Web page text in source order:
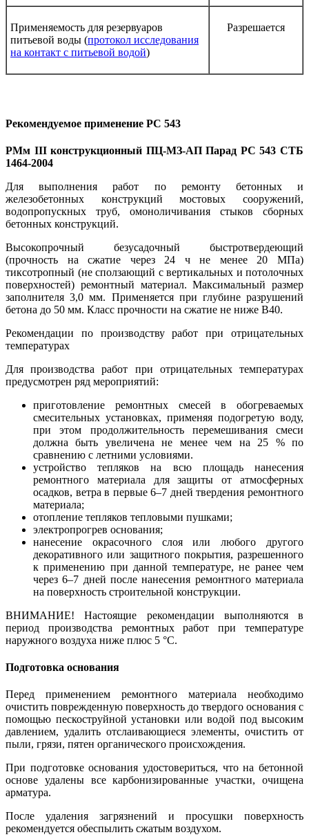
Применяемость для резервуаров
питьевой воды (протокол исследования
на контакт с питьевой водой)
Разрешается
Рекомендуемое применение РС 543
РМм III конструкционный ПЦ-МЗ-АП Парад РС 543 СТБ
1464-2004
Для выполнения работ по ремонту бетонных и
железобетонных конструкций мостовых сооружений,
водопропускных труб, омоноличивания стыков сборных
бетонных конструкций.
Высокопрочный безусадочный быстротвердеющий
(прочность на сжатие через 24 ч не менее 20 МПа)
тиксотропный (не сползающий с вертикальных и потолочных
поверхностей) ремонтный материал. Максимальный размер
заполнителя 3,0 мм. Применяется при глубине разрушений
бетона до 50 мм. Класс прочности на сжатие не ниже В40.
Рекомендации по производству работ при отрицательных
температурах
Для производства работ при отрицательных температурах
предусмотрен ряд мероприятий:
приготовление ремонтных смесей в обогреваемых
смесительных установках, применяя подогретую воду,
при этом продолжительность перемешивания смеси
должна быть увеличена не менее чем на 25 % по
сравнению с летними условиями.
устройство тепляков на всю площадь нанесения
ремонтного материала для защиты от атмосферных
осадков, ветра в первые 6–7 дней твердения ремонтного
материала;
отопление тепляков тепловыми пушками;
электропрогрев основания;
нанесение окрасочного слоя или любого другого
декоративного или защитного покрытия, разрешенного
к применению при данной температуре, не ранее чем
через 6–7 дней после нанесения ремонтного материала
на поверхность строительной конструкции.
ВНИМАНИЕ! Настоящие рекомендации выполняются в
период производства ремонтных работ при температуре
наружного воздуха ниже плюс 5 °С.
Подготовка основания
Перед применением ремонтного материала необходимо
очистить поврежденную поверхность до твердого основания с
помощью пескоструйной установки или водой под высоким
давлением, удалить отслаивающиеся элементы, очистить от
пыли, грязи, пятен органического происхождения.
При подготовке основания удостовериться, что на бетонной
основе удалены все карбонизированные участки, очищена
арматура.
После удаления загрязнений и просушки поверхность
рекомендуется обеспылить сжатым воздухом.